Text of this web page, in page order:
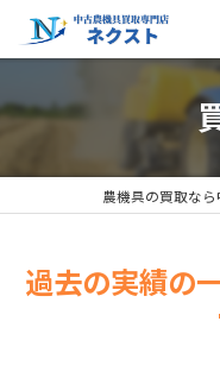
農機具の買取な
過去の実績の